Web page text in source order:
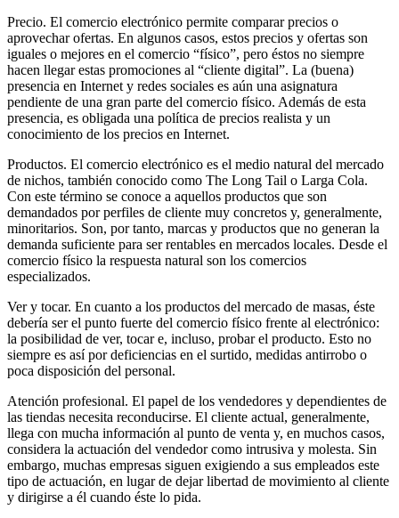
Precio. El comercio electrónico permite comparar precios o
aprovechar ofertas. En algunos casos, estos precios y ofertas son
iguales o mejores en el comercio “físico”, pero éstos no siempre
hacen llegar estas promociones al “cliente digital”. La (buena)
presencia en Internet y redes sociales es aún una asignatura
pendiente de una gran parte del comercio físico. Además de esta
presencia, es obligada una política de precios realista y un
conocimiento de los precios en Internet.
Productos. El comercio electrónico es el medio natural del mercado
de nichos, también conocido como The Long Tail o Larga Cola.
Con este término se conoce a aquellos productos que son
demandados por perfiles de cliente muy concretos y, generalmente,
minoritarios. Son, por tanto, marcas y productos que no generan la
demanda suficiente para ser rentables en mercados locales. Desde el
comercio físico la respuesta natural son los comercios
especializados.
Ver y tocar. En cuanto a los productos del mercado de masas, éste
debería ser el punto fuerte del comercio físico frente al electrónico:
la posibilidad de ver, tocar e, incluso, probar el producto. Esto no
siempre es así por deficiencias en el surtido, medidas antirrobo o
poca disposición del personal.
Atención profesional. El papel de los vendedores y dependientes de
las tiendas necesita reconducirse. El cliente actual, generalmente,
llega con mucha información al punto de venta y, en muchos casos,
considera la actuación del vendedor como intrusiva y molesta. Sin
embargo, muchas empresas siguen exigiendo a sus empleados este
tipo de actuación, en lugar de dejar libertad de movimiento al cliente
y dirigirse a él cuando éste lo pida.